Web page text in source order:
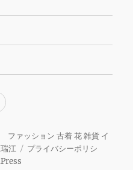
SHOWROOM
ァッション 古着 花 雑貨 イ
江
プライバシーポリシ